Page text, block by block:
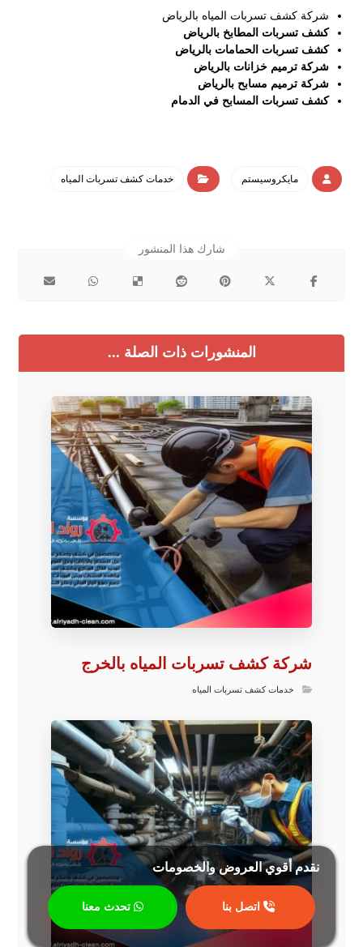
شركة كشف تسربات المياه بالرياض
كشف تسربات المطابخ بالرياض
كشف تسربات الحمامات بالرياض
شركة ترميم خزانات بالرياض
شركة ترميم مسابح بالرياض
كشف تسربات المسابح في الدمام
مايكروسيستم خدمات كشف تسربات المياه
المنشورات ذات الصلة ...
شركة كشف تسربات المياه بالخرج
خدمات كشف تسربات المياه
نقدم أقوي العروض والخصومات
اتصل بنا تحدث معنا